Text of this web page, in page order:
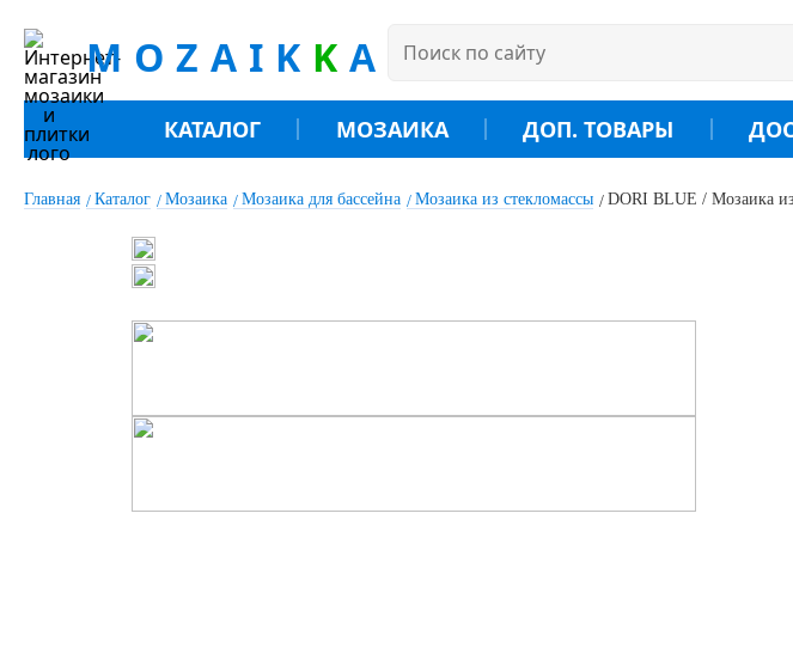
MOZAIK K A
КАТАЛОГ МОЗАИКА ДОП. ТОВАРЫ
Главная Каталог Мозаика Мозаика для бассейна Мозаика из стекломассы DORI BLUE / Мозаика из